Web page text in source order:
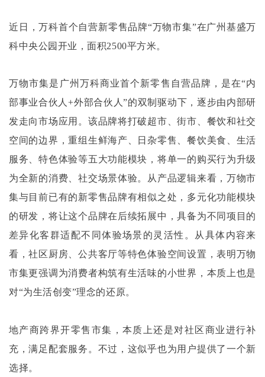
近日，万科首个自营新零售品牌“万物市集”在广州基盛万
科中央公园开业，面积2500平方米。
万物市集是广州万科商业首个新零售自营品牌，是在“内
部事业合伙人+外部合伙人”的双制驱动下，逐步由内部研
发走向市场应用。该品牌将打破超市、街市、餐饮和社交
空间的边界，重组生鲜海产、日杂零售、餐饮美食、生活
服务、特色体验等五大功能模块，将单一的购买行为升级
为全新的消费、社交场景体验。从产品逻辑来看，万物市
集与目前已有的新零售品牌有相似之处，多元化功能模块
的研发，将让这个品牌在后续拓展中，具备为不同项目的
差异化客群适配不同体验场景的灵活性。从具体内容来
看，社区厨房、公共客厅等特色体验空间设置，表明万物
市集更强调为消费者构筑有生活味的小世界，本质上也是
对“为生活创变”理念的还原。
地产商跨界开零售市集，本质上还是对社区商业进行补
充，满足配套服务。不过，这似乎也为用户提供了一个新
选择。